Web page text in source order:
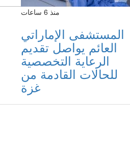
منذ 6 ساعات
المستشفى الإماراتي
العائم يواصل تقديم
الرعاية التخصصية
للحالات القادمة من
غزة